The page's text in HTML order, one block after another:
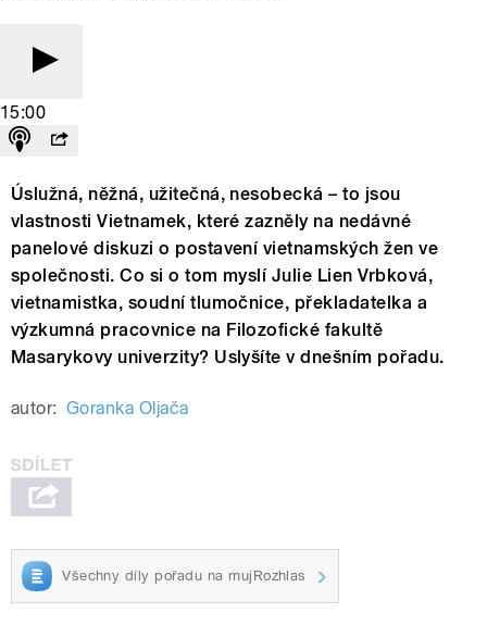
15:00
Úslužná, něžná, užitečná, nesobecká – to jsou
vlastnosti Vietnamek, které zazněly na nedávné
panelové diskuzi o postavení vietnamských žen ve
společnosti. Co si o tom myslí Julie Lien Vrbková,
vietnamistka, soudní tlumočnice, překladatelka a
výzkumná pracovnice na Filozofické fakultě
Masarykovy univerzity? Uslyšíte v dnešním pořadu.
autor: Goranka Oljača
Všechny díly pořadu na mujRozhlas